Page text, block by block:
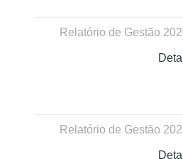
Relatório de Gestão
Relatório de Gestão